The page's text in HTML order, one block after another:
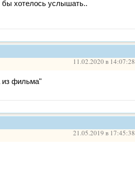
бы хотелось услышать..
11.02.2020 в 14:07:28
из фильма"
21.05.2019 в 17:45:38